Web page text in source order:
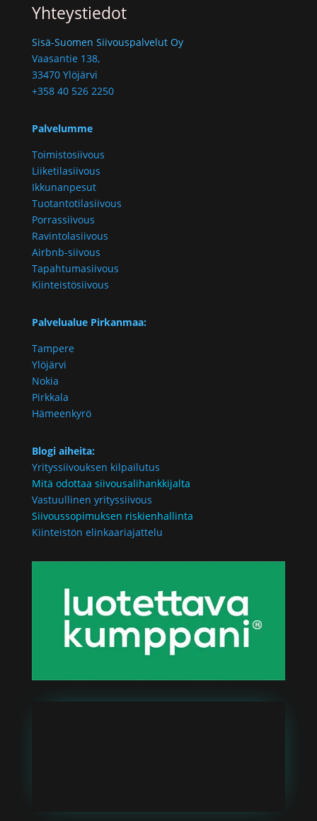
Yhteystiedot
Sisä-Suomen Siivouspalvelut Oy
Vaasantie 138,
33470 Ylöjärvi
+358 40 526 2250
Palvelumme
Toimistosiivous
Liiketilasiivous
Ikkunanpesut
Tuotantotilasiivous
Porrassiivous
Ravintolasiivous
Airbnb-siivous
Tapahtumasiivous
Kiinteistösiivous
Palvelualue Pirkanmaa:
Tampere
Ylöjärvi
Nokia
Pirkkala
Hämeenkyrö
Blogi aiheita:
Yrityssiivouksen kilpailutus
Mitä odottaa siivousalihankkijalta
Vastuullinen yrityssiivous
Siivoussopimuksen riskienhallinta
Kiinteistön elinkaariajattelu